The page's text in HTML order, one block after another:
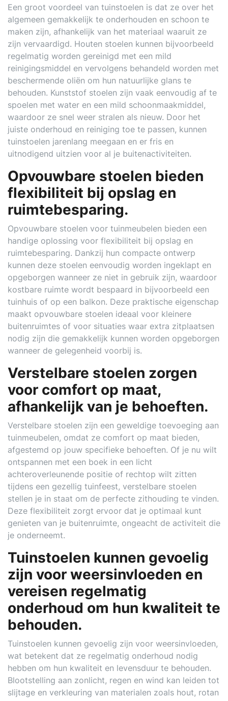
Een groot voordeel van tuinstoelen is dat ze over het
algemeen gemakkelijk te onderhouden en schoon te
maken zijn, afhankelijk van het materiaal waaruit ze
zijn vervaardigd. Houten stoelen kunnen bijvoorbeeld
regelmatig worden gereinigd met een mild
reinigingsmiddel en vervolgens behandeld worden met
beschermende oliën om hun natuurlijke glans te
behouden. Kunststof stoelen zijn vaak eenvoudig af te
spoelen met water en een mild schoonmaakmiddel,
waardoor ze snel weer stralen als nieuw. Door het
juiste onderhoud en reiniging toe te passen, kunnen
tuinstoelen jarenlang meegaan en er fris en
uitnodigend uitzien voor al je buitenactiviteiten.
Opvouwbare stoelen bieden
flexibiliteit bij opslag en
ruimtebesparing.
Opvouwbare stoelen voor tuinmeubelen bieden een
handige oplossing voor flexibiliteit bij opslag en
ruimtebesparing. Dankzij hun compacte ontwerp
kunnen deze stoelen eenvoudig worden ingeklapt en
opgeborgen wanneer ze niet in gebruik zijn, waardoor
kostbare ruimte wordt bespaard in bijvoorbeeld een
tuinhuis of op een balkon. Deze praktische eigenschap
maakt opvouwbare stoelen ideaal voor kleinere
buitenruimtes of voor situaties waar extra zitplaatsen
nodig zijn die gemakkelijk kunnen worden opgeborgen
wanneer de gelegenheid voorbij is.
Verstelbare stoelen zorgen
voor comfort op maat,
afhankelijk van je behoeften.
Verstelbare stoelen zijn een geweldige toevoeging aan
tuinmeubelen, omdat ze comfort op maat bieden,
afgestemd op jouw specifieke behoeften. Of je nu wilt
ontspannen met een boek in een licht
achteroverleunende positie of rechtop wilt zitten
tijdens een gezellig tuinfeest, verstelbare stoelen
stellen je in staat om de perfecte zithouding te vinden.
Deze flexibiliteit zorgt ervoor dat je optimaal kunt
genieten van je buitenruimte, ongeacht de activiteit die
je onderneemt.
Tuinstoelen kunnen gevoelig
zijn voor weersinvloeden en
vereisen regelmatig
onderhoud om hun kwaliteit te
behouden.
Tuinstoelen kunnen gevoelig zijn voor weersinvloeden,
wat betekent dat ze regelmatig onderhoud nodig
hebben om hun kwaliteit en levensduur te behouden.
Blootstelling aan zonlicht, regen en wind kan leiden tot
slijtage en verkleuring van materialen zoals hout, rotan